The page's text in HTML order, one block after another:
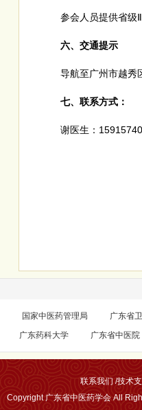
参会人员提供省级
六、交通提示
导航至广州市越秀
七、联系方式：
谢医生：
国家中医药管理局
广东省
广东药科大学 广东省中医院
联系我们/技术
Copyright 广东省中医药学会 All